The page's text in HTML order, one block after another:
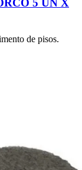
5 UN X
de pisos.